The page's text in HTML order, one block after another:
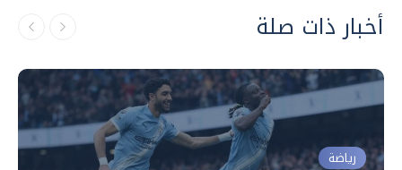
أخبار ذات صلة
رياضة